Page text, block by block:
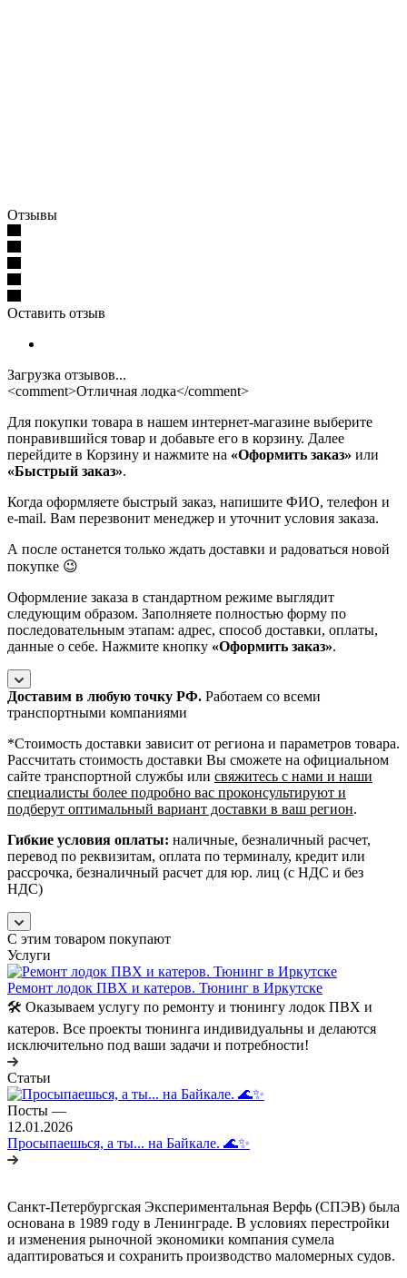
Отзывы
Оставить отзыв
Загрузка отзывов...
<comment>Отличная лодка</comment>
Для покупки товара в нашем интернет-магазине выберите
понравившийся товар и добавьте его в корзину. Далее
перейдите в Корзину и нажмите на «Оформить заказ» или
«Быстрый заказ».
Когда оформляете быстрый заказ, напишите ФИО, телефон и
e-mail. Вам перезвонит менеджер и уточнит условия заказа.
А после останется только ждать доставки и радоваться новой
покупке 😉
Оформление заказа в стандартном режиме выглядит
следующим образом. Заполняете полностью форму по
последовательным этапам: адрес, способ доставки, оплаты,
данные о себе. Нажмите кнопку «Оформить заказ».
Доставим в любую точку РФ. Работаем со всеми
транспортными компаниями
*Cтоимость доставки зависит от региона и параметров товара.
Рассчитать стоимость доставки Вы сможете на официальном
сайте транспортной службы или свяжитесь с нами и наши
специалисты более подробно вас проконсультируют и
подберут оптимальный вариант доставки в ваш регион.
Гибкие условия оплаты: наличные, безналичный расчет,
перевод по реквизитам, оплата по терминалу, кредит или
рассрочка, безналичный расчет для юр. лиц (с НДС и без
НДС)
С этим товаром покупают
Услуги
Ремонт лодок ПВХ и катеров. Тюнинг в Иркутске
🛠️ Оказываем услугу по ремонту и тюнингу лодок ПВХ и
катеров. Все проекты тюнинга индивидуальны и делаются
исключительно под ваши задачи и потребности!
Статьи
Посты —
12.01.2026
Просыпаешься, а ты... на Байкале. 🌊✨
Санкт-Петербургская Экспериментальная Верфь (СПЭВ) была
основана в 1989 году в Ленинграде. В условиях перестройки
и изменения рыночной экономики компания сумела
адаптироваться и сохранить производство маломерных судов.